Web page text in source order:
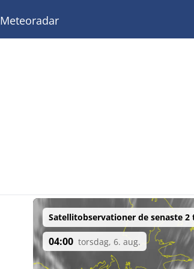
Meteoradar
Satellitobservationer de senaste
04:00 torsdag, 6. aug.